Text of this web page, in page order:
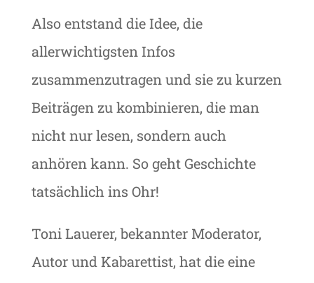
Also entstand die Idee, die
allerwichtigsten Infos
zusammenzutragen und sie zu kurzen
Beiträgen zu kombinieren, die man
nicht nur lesen, sondern auch
anhören kann. So geht Geschichte
tatsächlich ins Ohr!
Toni Lauerer, bekannter Moderator,
Autor und Kabarettist, hat die eine